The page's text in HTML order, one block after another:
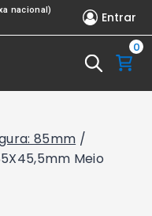
nacional) Entrar
0
85mm /
Meio